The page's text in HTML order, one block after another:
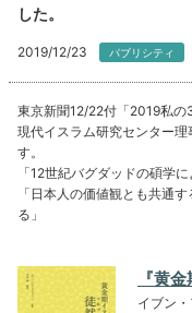
した。
2019/12/23 パブリシティ
東京新聞12/22付「2019私の
現代イスラム研究センター
す。
「12世紀バグダッドの碩学に
「日本人の価値観とも共通
る」
『黄
イブン